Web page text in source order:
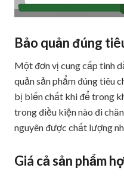
Bảo quản đúng
Một đơn vị cung cấp tinh
quản sản phẩm đúng tiêu
bị biến chất khi để trong
trong điều kiện nào đi
nguyên được chất lượng
Giá cả sản phẩm